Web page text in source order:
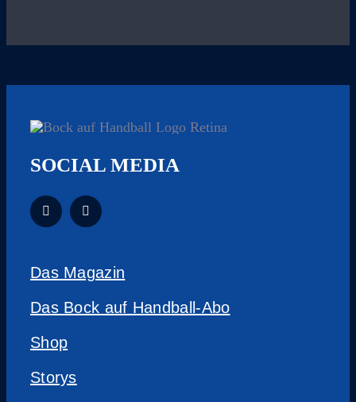
SOCIAL MEDIA
Das Magazin
Das Bock auf Handball-Abo
Shop
Storys